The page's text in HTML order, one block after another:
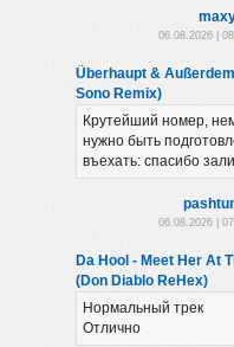
06.08.2026 |
Überhaupt &
Sono Remix)
Крутейший номер,
нужно быть
въехать: спасибо
06.08.2026 |
Da Hool - Meet Her At
(Don Diablo ReHex)
Нормальный трек
Отлично